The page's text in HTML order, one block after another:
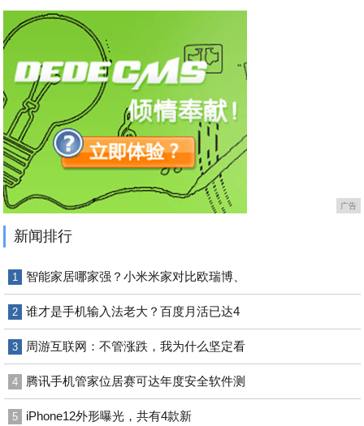
广告
新闻排行
1 智能家居哪家强？小米米家对比欧瑞博、
2 谁才是手机输入法老大？百度月活已达4
3 周游互联网：不管涨跌，我为什么坚定看
4 腾讯手机管家位居赛可达年度安全软件测
5 iPhone12外形曝光，共有4款新